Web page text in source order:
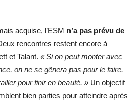
acquise, l’ESM n’a pas prévu de
rencontres restent encore à
et Talant. « Si on peut monter avec
on ne se gênera pas pour le faire.
pour finir en beauté. » Un objectif
bien parties pour atteindre après